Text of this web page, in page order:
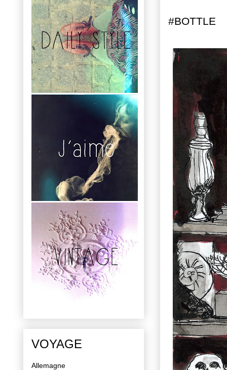
#BOTTLE
VOYAGE
Allemagne